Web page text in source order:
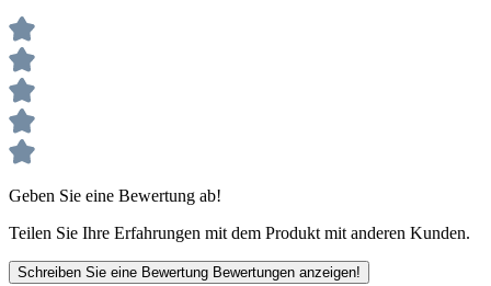
Geben Sie eine Bewertung ab!
Teilen Sie Ihre Erfahrungen mit dem Produkt mit anderen Kunden.
Schreiben Sie eine Bewertung Bewertungen anzeigen!